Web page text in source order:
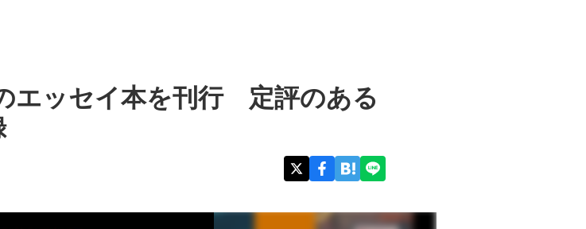
エッセイ本を刊行 定評のある